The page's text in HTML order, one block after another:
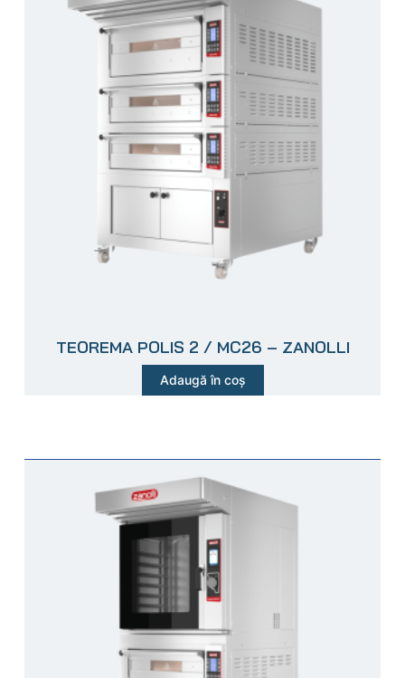
TEOREMA POLIS 2 / MC26 – ZANOLLI
Adaugă în coș